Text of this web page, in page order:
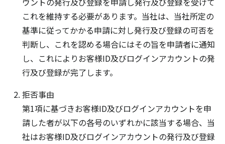
これを維持する必要があります。当社は、当社所定の
基準に従ってかかる申請に対し発行及び登録の可否を
判断し、これを認める場合にはその旨を申請者に通知
し、これによりお客様ID及びログインアカウントの発
行及び登録が完了します。
拒否事由
第1項に基づきお客様ID及びログインアカウントを申
請した者が以下の各号のいずれかに該当する場合、当
社はお客様ID及びログインアカウントの発行及び登録